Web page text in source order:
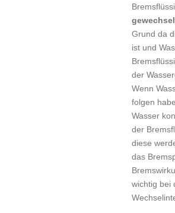
Grund da
ist und
der
Wenn
folgen
Wasser
der
diese
das
wichtig bei